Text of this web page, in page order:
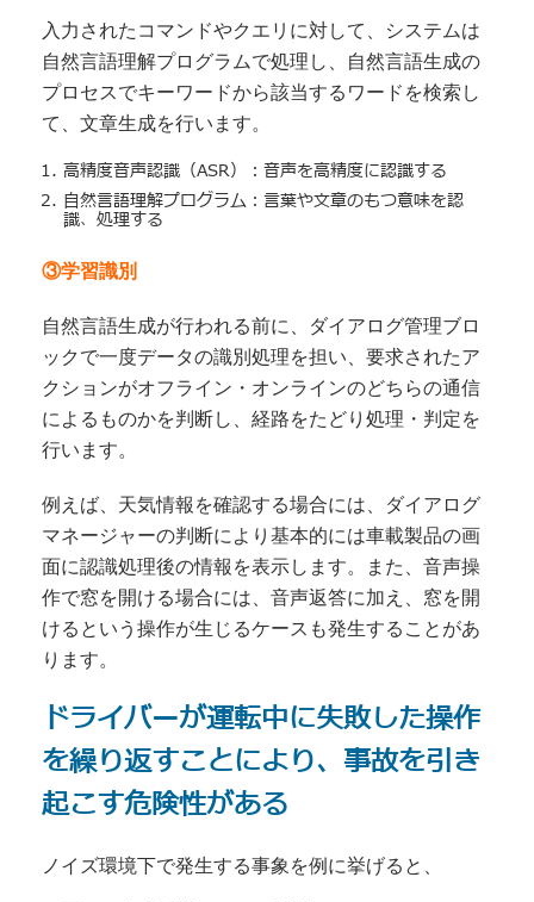
入力されたコマンドやクエリに対して、システムは
自然言語理解プログラムで処理し、自然言語生成の
プロセスでキーワードから該当するワードを検索し
て、文章生成を行います。
高精度音声認識（ASR）：音声を高精度に認識する
自然言語理解プログラム：言葉や文章のもつ意味を認
識、処理する
③学習識別
自然言語生成が行われる前に、ダイアログ管理ブロ
ックで一度データの識別処理を担い、要求されたア
クションがオフライン・オンラインのどちらの通信
によるものかを判断し、経路をたどり処理・判定を
行います。
例えば、天気情報を確認する場合には、ダイアログ
マネージャーの判断により基本的には車載製品の画
面に認識処理後の情報を表示します。また、音声操
作で窓を開ける場合には、音声返答に加え、窓を開
けるという操作が生じるケースも発生することがあ
ります。
ドライバーが運転中に失敗した操作
を繰り返すことにより、 事故を引き
起こす危険性がある
ノイズ環境下で発生する事象を例に挙げると、